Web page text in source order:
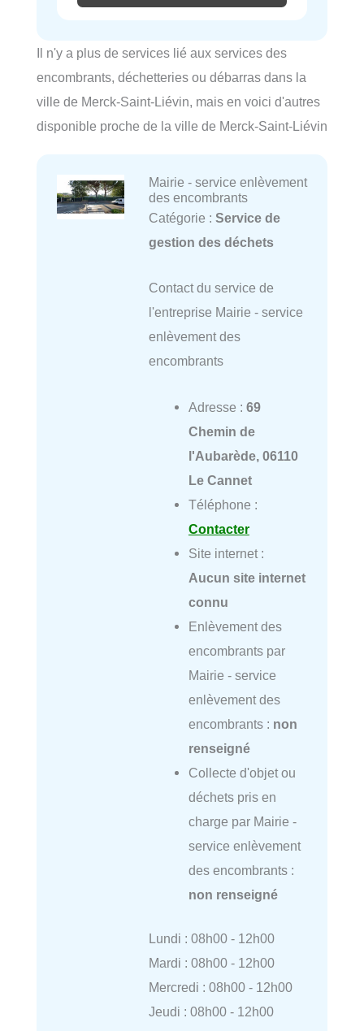
Il n'y a plus de services lié aux services des
encombrants, déchetteries ou débarras dans la
ville de Merck-Saint-Liévin, mais en voici d'autres
disponible proche de la ville de Merck-Saint-Liévin
Mairie - service enlèvement
des encombrants
Catégorie : Service de
gestion des déchets
Contact du service de
l'entreprise Mairie - service
enlèvement des
encombrants
Adresse : 69
Chemin de
l'Aubarède, 06110
Le Cannet
Téléphone :
Contacter
Site internet :
Aucun site internet
connu
Enlèvement des
encombrants par
Mairie - service
enlèvement des
encombrants : non
renseigné
Collecte d'objet ou
déchets pris en
charge par Mairie -
service enlèvement
des encombrants :
non renseigné
Lundi : 08h00 - 12h00
Mardi : 08h00 - 12h00
Mercredi : 08h00 - 12h00
Jeudi : 08h00 - 12h00